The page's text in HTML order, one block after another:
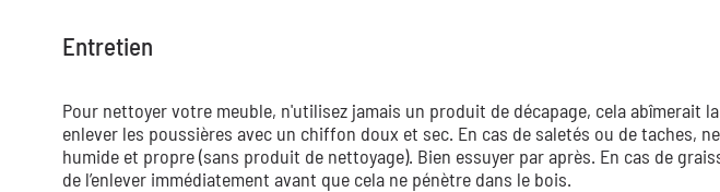
Entretien
Pour nettoyer votre meuble, n'utilisez jamais un produit de décapage, cela abîmerait
enlever les poussières avec un chiffon doux et sec. En cas de saletés ou de taches,
humide et propre (sans produit de nettoyage). Bien essuyer par après. En cas de
de l’enlever immédiatement avant que cela ne pénètre dans le bois.